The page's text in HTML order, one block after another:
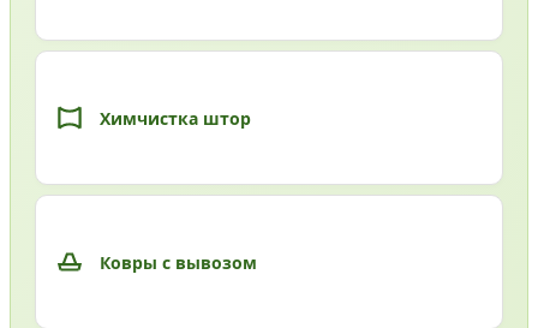
Химчистка штор
Ковры с вывозом